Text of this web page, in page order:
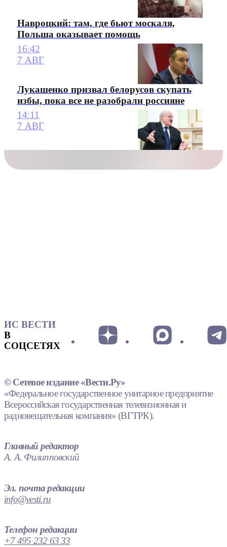
Навроцкий: там, где бьют москаля,
Польша оказывает помощь
16:42
7 АВГ
Лукашенко призвал белорусов скупать
избы, пока все не разобрали россияне
14:11
7 АВГ
ИС ВЕСТИ
В
СОЦСЕТЯХ
© Сетевое издание «Вести.Ру»
«Федеральное государственное унитарное предприятие
Всероссийская государственная телевизионная и
радиовещательная компания» (ВГТРК).
Главный редактор
А. А. Филипповский
Эл. почта редакции
info@vesti.ru
Телефон редакции
+7 495 232 63 33